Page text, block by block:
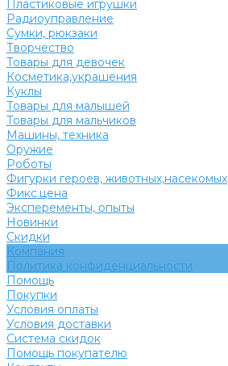
Пластиковые игрушки
Радиоуправление
Сумки, рюкзаки
Творчество
Товары для девочек
Косметика,украшения
Куклы
Товары для малышей
Товары для мальчиков
Машины, техника
Оружие
Роботы
Фигурки героев, животных,насекомых
Фикс.цена
Эксперементы, опыты
Новинки
Скидки
Компания
Политика конфиденциальности
Помощь
Покупки
Условия оплаты
Условия доставки
Система скидок
Помощь покупателю